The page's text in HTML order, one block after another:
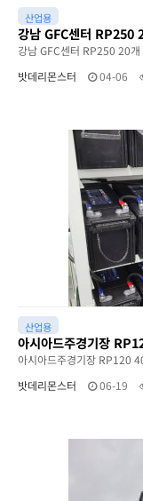
산업용
강남 GFC센터 RP250
강남 GFC센터 RP250 20개
밧데리몬스터
04-06
산업용
아시아드주경기장
아시아드주경기장 RP120
밧데리몬스터
06-19